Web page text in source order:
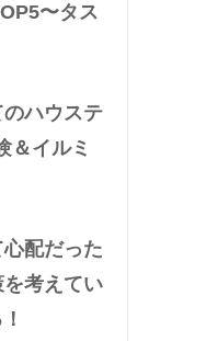
〜タス
のハウステ
＆イルミ
配だった
を考えてい